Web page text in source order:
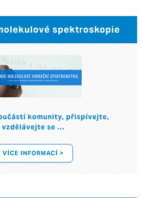
spektroskopie
komunity, přispívejte,
vzdělávejte se ...
VÍCE INFORMACÍ >